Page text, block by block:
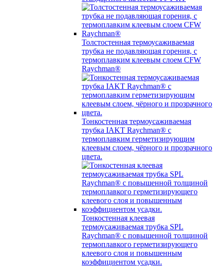
Толстостенная термоусаживаемая
трубка не подавляющая горения, с
термоплавким клеевым слоем CFW
Raychman®
Тонкостенная термоусаживаемая
трубка IAKT Raychman® с
термоплавким герметизирующим
клеевым слоем, чёрного и прозрачного
цвета.
Тонкостенная клеевая
термоусаживаемая трубка SPL
Raychman® с повышенной толщиной
термоплавкого герметизирующего
клеевого слоя и повышенным
коэффициентом усадки.